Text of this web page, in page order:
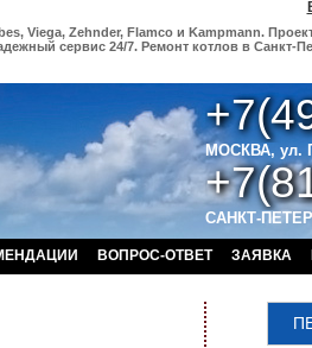
Viega, Zehnder, Flamco и Kampmann.
сервис 24/7. Ремонт котлов в Санкт-
МОСКВА, ул.
САНКТ-
ВОПРОС-ОТВЕТ ЗАЯВКА